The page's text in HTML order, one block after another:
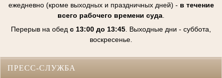
ежедневно (кроме выходных и праздничных дней) - в течение
всего рабочего времени суда
Перерыв на обед с 13:00 до 13:45 . Выходные дни - суббота,
воскресенье.
ПРЕСС-СЛУЖБА